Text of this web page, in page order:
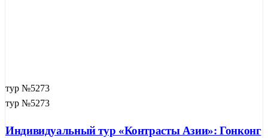
тур №5273
тур №5273
Индивидуальный тур «Контрасты Азии»: Гонконг